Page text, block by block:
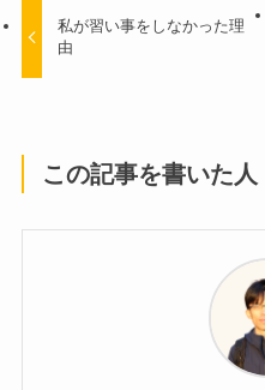
私が習い事をしなかった理
由
この記事を書いた人